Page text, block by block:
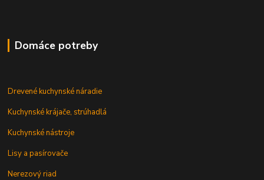
Domáce potreby
Drevené kuchynské náradie
Kuchynské krájače, strúhadlá
Kuchynské nástroje
Lisy a pasírovače
Nerezový riad